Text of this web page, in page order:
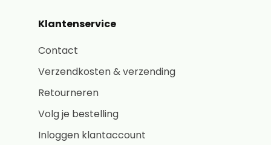
Klantenservice
Contact
Verzendkosten & verzending
Retourneren
Volg je bestelling
Inloggen klantaccount